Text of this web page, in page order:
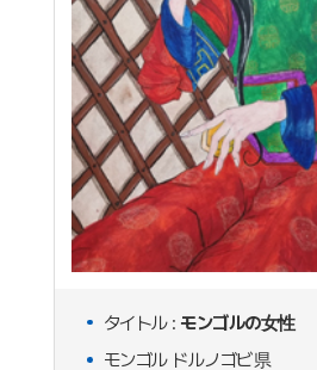
タイトル : モンゴルの女性
モンゴル ドルノゴビ県